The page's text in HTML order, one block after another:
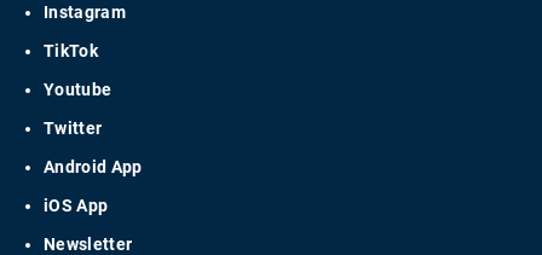
Instagram
TikTok
Youtube
Twitter
Android App
iOS App
Newsletter